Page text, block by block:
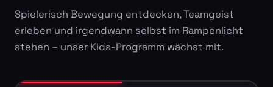
Spielerisch Bewegung entdecken, Teamgeist
erleben und irgendwann selbst im Rampenlicht
stehen – unser Kids-Programm wächst mit.